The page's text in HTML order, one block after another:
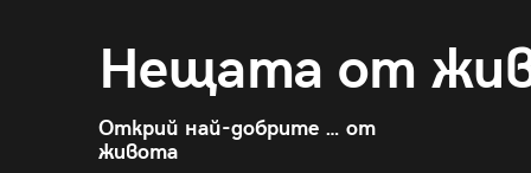
Нещата от
Открий най-добрите … от
живота